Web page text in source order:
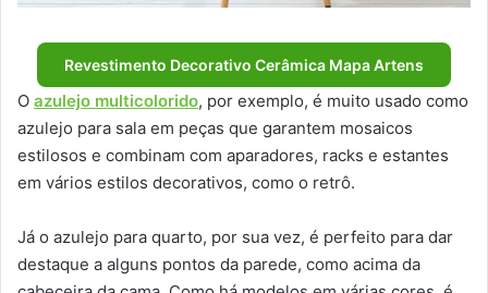
Revestimento Decorativo Cerâmica Mapa Artens
O azulejo multicolorido, por exemplo, é muito usado como
azulejo para sala em peças que garantem mosaicos
estilosos e combinam com aparadores, racks e estantes
em vários estilos decorativos, como o retrô.
Já o azulejo para quarto, por sua vez, é perfeito para dar
destaque a alguns pontos da parede, como acima da